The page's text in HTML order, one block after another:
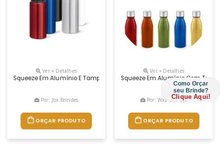
Ver + Detalhes
Squeeze Em Alumínio E Tampa Pp, Com Bico De Canudo Flip E
Por: Jbx Brindes
ORÇAR PRODUTO
Ver + Detalhes
Squeeze Em Alumínio Com
Por: Wxz Brindes
ORÇAR PRODUTO
Como Orçar
seu Brinde?
Clique Aqui!